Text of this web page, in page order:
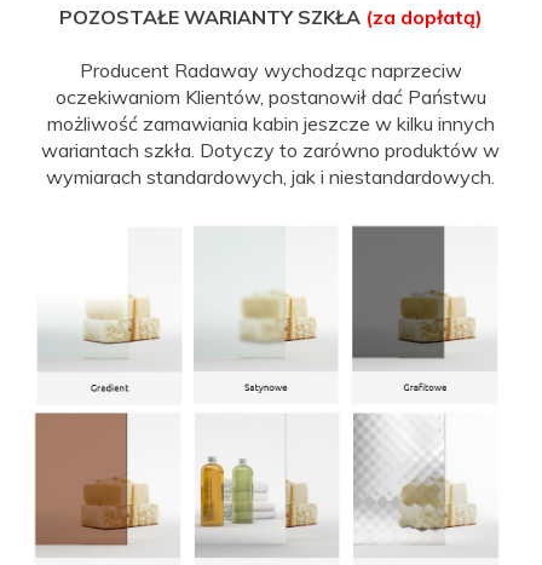
POZOSTAŁE WARIANTY SZKŁA (za dopłatą)
Producent Radaway wychodząc naprzeciw
oczekiwaniom Klientów, postanowił dać Państwu
możliwość zamawiania kabin jeszcze w kilku innych
wariantach szkła. Dotyczy to zarówno produktów w
wymiarach standardowych, jak i niestandardowych.